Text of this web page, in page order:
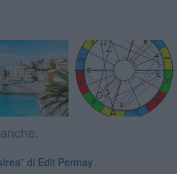
di Edit Permay